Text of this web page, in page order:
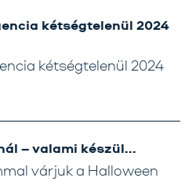
kétségtelenül 2024
kétségtelenül 2024
– valami készül…
várjuk a Halloween